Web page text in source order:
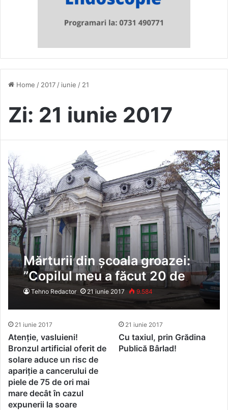
Home / 2017 / iunie / 21
Zi: 21 iunie 2017
Mărturii din școala groazei:
”Copilul meu a făcut 20 de
ședințe de psihoterapie
după traumele suferite”
Tehno Redactor 21 iunie 2017 9.584
21 iunie 2017
Atenție, vasluieni!
Bronzul artificial oferit de
solare aduce un risc de
apariție a cancerului de
piele de 75 de ori mai
mare decât în cazul
expunerii la soare
21 iunie 2017
Cu taxiul, prin Grădina
Publică Bârlad!